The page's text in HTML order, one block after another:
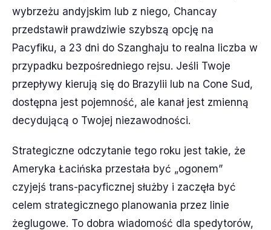
wybrzeżu andyjskim lub z niego, Chancay
przedstawił prawdziwie szybszą opcję na
Pacyfiku, a 23 dni do Szanghaju to realna liczba w
przypadku bezpośredniego rejsu. Jeśli Twoje
przepływy kierują się do Brazylii lub na Cone Sud,
dostępna jest pojemność, ale kanał jest zmienną
decydującą o Twojej niezawodności.
Strategiczne odczytanie tego roku jest takie, że
Ameryka Łacińska przestała być „ogonem”
czyjejś trans-pacyficznej służby i zaczęła być
celem strategicznego planowania przez linie
żeglugowe. To dobra wiadomość dla spedytorów,